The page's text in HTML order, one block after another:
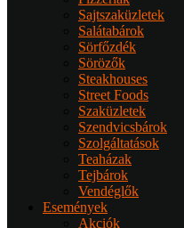
Sajtszaküzletek
Salátabárok
Sörfőzdék
Sörözők
Steakhouses
Street Foods
Szaküzletek
Szendvicsbárok
Szolgáltatások
Teaházak
Tejbárok
Vendéglők
Események
Akciók